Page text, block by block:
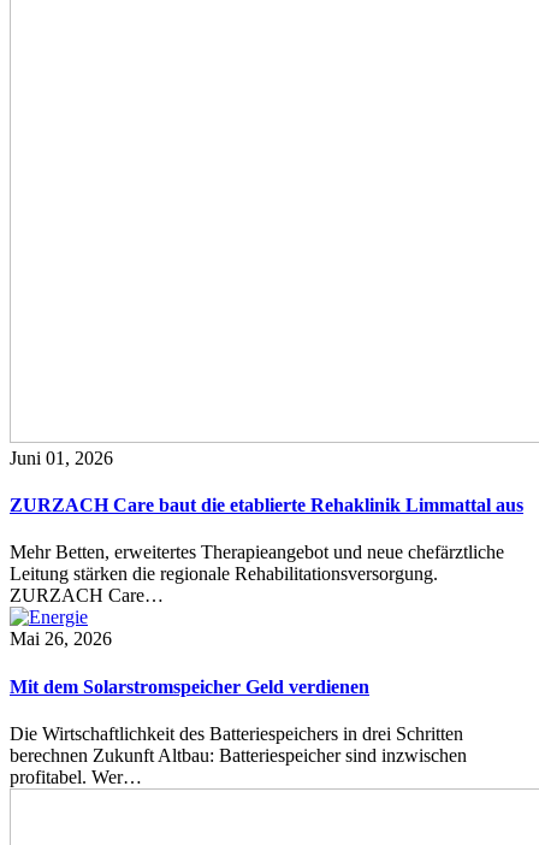
Juni 01, 2026
ZURZACH Care baut die etablierte Rehaklinik Limmattal aus
Mehr Betten, erweitertes Therapieangebot und neue chefärztliche
Leitung stärken die regionale Rehabilitationsversorgung.
ZURZACH Care…
Mai 26, 2026
Mit dem Solarstromspeicher Geld verdienen
Die Wirtschaftlichkeit des Batteriespeichers in drei Schritten
berechnen Zukunft Altbau: Batteriespeicher sind inzwischen
profitabel. Wer…